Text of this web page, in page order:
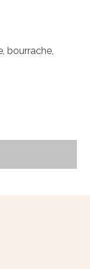
bourrache,